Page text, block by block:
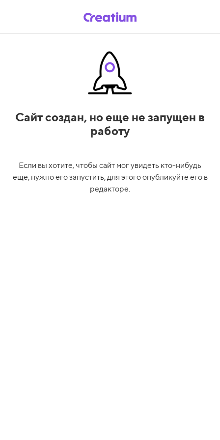
Сайт создан, но еще не запущен в
работу
Если вы хотите, чтобы сайт мог увидеть кто-нибудь
еще, нужно его запустить, для этого опубликуйте его в
редакторе.